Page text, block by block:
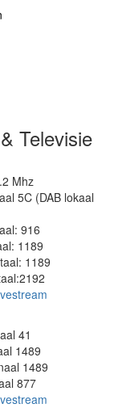
Televisie
Mhz
5C (DAB lokaal
916
1189
1189
41
1489
1489
877